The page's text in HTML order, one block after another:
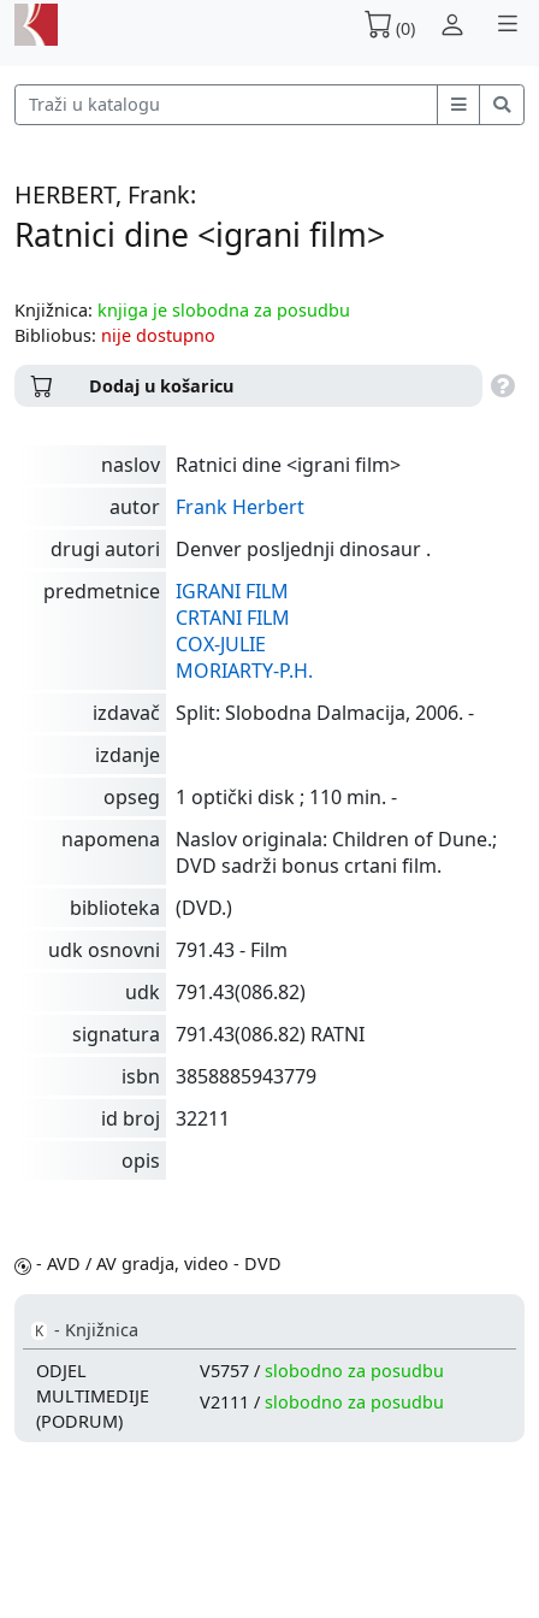
(0)
HERBERT, Frank:
Ratnici dine <igrani film>
Knjižnica: knjiga je slobodna za posudbu
Bibliobus: nije dostupno
Dodaj u košaricu
naslov
Ratnici dine <igrani film>
autor
Frank Herbert
drugi autori
Denver posljednji dinosaur .
predmetnice IGRANI FILM
CRTANI FILM
COX-JULIE
MORIARTY-P.H.
izdavač
Split: Slobodna Dalmacija, 2006. -
izdanje
opseg
1 optički disk ; 110 min. -
napomena
Naslov originala: Children of Dune.;
DVD sadrži bonus crtani film.
biblioteka
(DVD.)
udk osnovni
791.43 - Film
udk 791.43(086.82)
signatura
791.43(086.82) RATNI
isbn
3858885943779
id broj
32211
opis
- AVD / AV gradja, video - DVD
K - Knjižnica
ODJEL
MULTIMEDIJE
(PODRUM)
V5757 /slobodno za posudbu
V2111 /slobodno za posudbu